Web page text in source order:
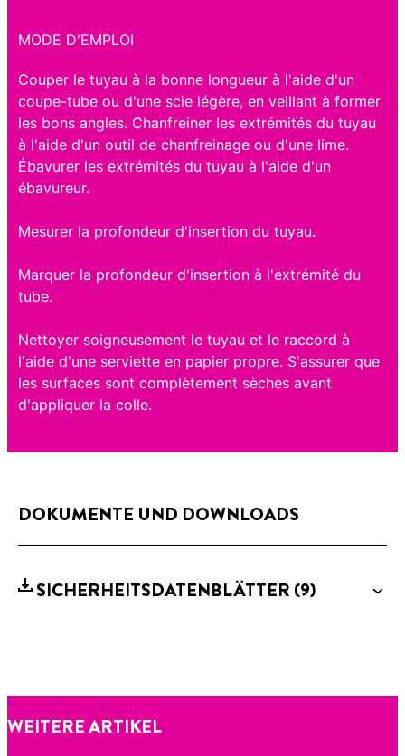
MODE D'EMPLOI
Couper le tuyau à la bonne longueur à l'aide d'un
coupe-tube ou d'une scie légère, en veillant à former
les bons angles. Chanfreiner les extrémités du tuyau
à l'aide d'un outil de chanfreinage ou d'une lime.
Ébavurer les extrémités du tuyau à l'aide d'un
ébavureur.
Mesurer la profondeur d'insertion du tuyau.
Marquer la profondeur d'insertion à l'extrémité du
tube.
Nettoyer soigneusement le tuyau et le raccord à
l'aide d'une serviette en papier propre. S'assurer que
les surfaces sont complètement sèches avant
d'appliquer la colle.
DOKUMENTE UND DOWNLOADS
SICHERHEITSDATENBLÄTTER (9)
WEITERE ARTIKEL